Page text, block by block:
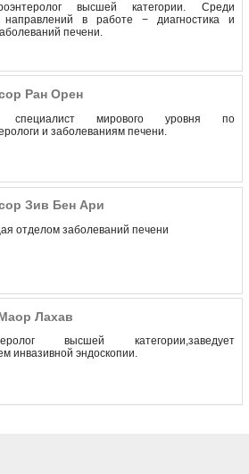
высшей категории. Среди
направлений в работе − диагностика и
печени.
Ран Орен
специалист мирового уровня по
и заболеваниям печени.
Зив Бен Ари
отделом заболеваний печени
Лахав
высшей категории,заведует
инвазивной эндоскопии.